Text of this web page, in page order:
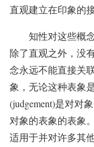
直观建立在印象的
知性对这些概念
除了直观之外，没
念永远不能直接关
象，无论这种表象
(judgement)是对对
对象的表象的表象
适用于并对许多其